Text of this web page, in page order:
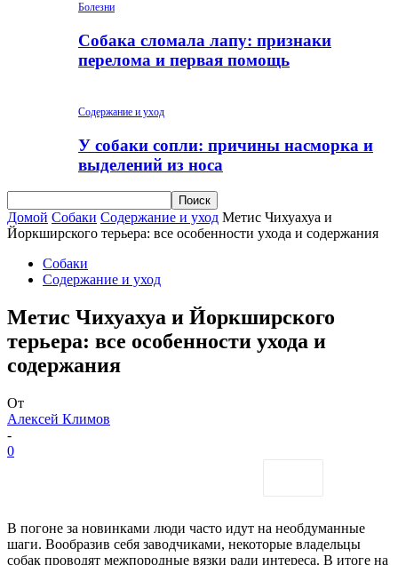
Болезни
Собака сломала лапу: признаки
перелома и первая помощь
Содержание и уход
У собаки сопли: причины насморка и
выделений из носа
Домой Собаки Содержание и уход Метис Чихуахуа и
Йоркширского терьера: все особенности ухода и содержания
Собаки
Содержание и уход
Метис Чихуахуа и Йоркширского
терьера: все особенности ухода и
содержания
От
Алексей Климов
-
0
В погоне за новинками люди часто идут на необдуманные
шаги. Вообразив себя заводчиками, некоторые владельцы
собак проводят межпородные вязки ради интереса. В итоге на